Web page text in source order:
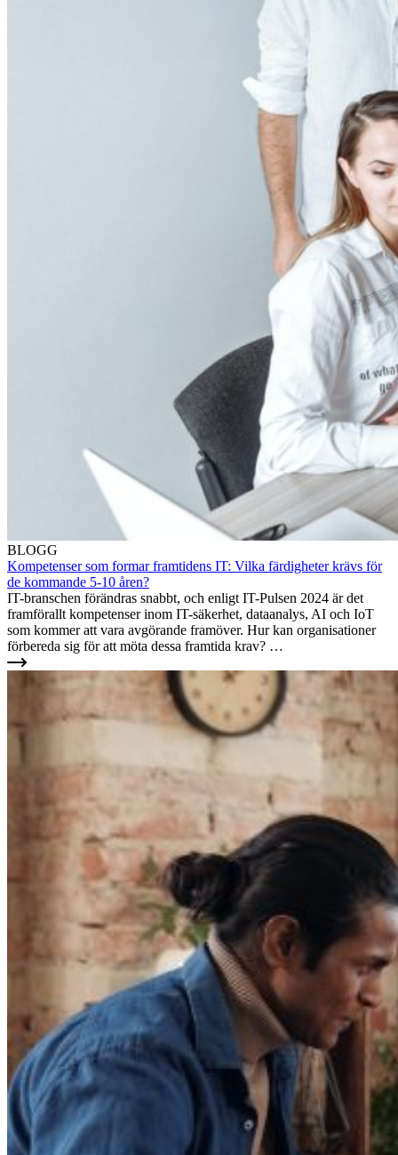
BLOGG
Kompetenser som formar framtidens IT: Vilka färdigheter krävs för
de kommande 5-10 åren?
IT-branschen förändras snabbt, och enligt IT-Pulsen 2024 är det
framförallt kompetenser inom IT-säkerhet, dataanalys, AI och IoT
som kommer att vara avgörande framöver. Hur kan organisationer
förbereda sig för att möta dessa framtida krav? …